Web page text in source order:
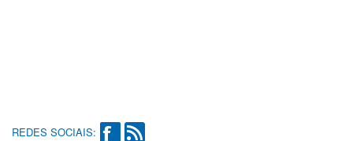
REDES SOCIAIS: